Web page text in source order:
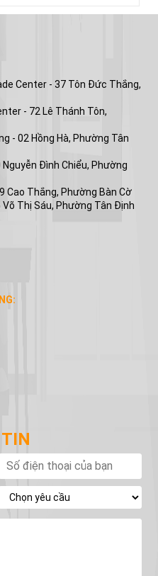
Center - 37 Tôn Đức Thắng,
- 72 Lê Thánh Tôn,
- 02 Hồng Hà, Phường Tân
Đình Chiểu, Phường
Cao Thắng, Phường Bàn Cờ
Thị Sáu, Phường Tân Định
điện
thoại
của